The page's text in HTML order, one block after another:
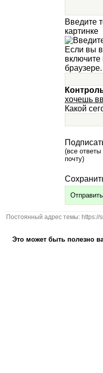
Введите
картинке
хочешь
Какой
(все
почту)
Постоянный адрес темы: https://
Это может быть полезно